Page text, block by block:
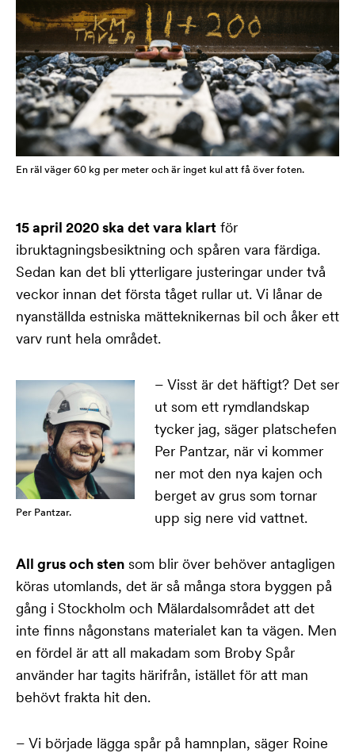
En räl väger 60 kg per meter och är inget kul att få över foten.
15 april 2020 ska det vara klart för
ibruktagningsbesiktning och spåren vara färdiga.
Sedan kan det bli ytterligare justeringar under två
veckor innan det första tåget rullar ut. Vi lånar de
nyanställda estniska mätteknikernas bil och åker ett
varv runt hela området.
Per Pantzar.
– Visst är det häftigt? Det ser
ut som ett rymdlandskap
tycker jag, säger platschefen
Per Pantzar, när vi kommer
ner mot den nya kajen och
berget av grus som tornar
upp sig nere vid vattnet.
All grus och sten som blir över behöver antagligen
köras utomlands, det är så många stora byggen på
gång i Stockholm och Mälardalsområdet att det
inte finns någonstans materialet kan ta vägen. Men
en fördel är att all makadam som Broby Spår
använder har tagits härifrån, istället för att man
behövt frakta hit den.
– Vi började lägga spår på hamnplan, säger Roine